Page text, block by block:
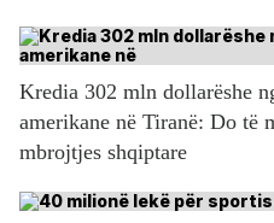
Kredia 302 mln dollarëshe
amerikane në Tiranë: Do të
mbrojtjes shqiptare